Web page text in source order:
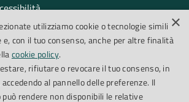
×
utilizziamo cookie o tecnologie simili
con il tuo consenso, anche per altre finalità
cookie policy.
rifiutare o revocare il tuo consenso, in
al pannello delle preferenze. Il
rendere non disponibili le relative